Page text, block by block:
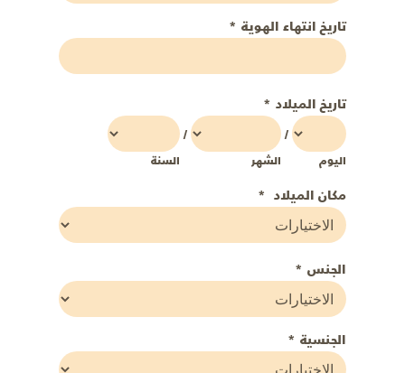
تاريخ انتهاء الهوية *
تاريخ الميلاد *
اليوم
/
الشهر
/
السنة
مكان الميلاد *
الجنس *
الجنسية *